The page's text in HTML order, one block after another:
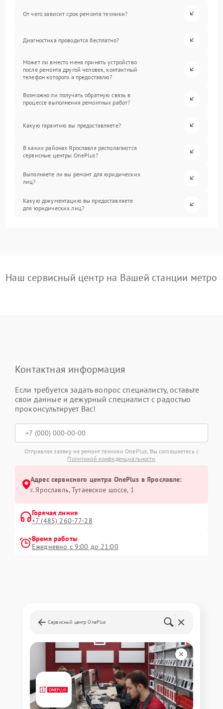
От чего зависит срок ремонта техники?
Диагностика проводится бесплатно?
Может ли вместо меня принять устройство
после ремонта другой человек, контактный
телефон которого я предоставлю?
Возможно ли получать обратную связь в
процессе выполнения ремонтных работ?
Какую гарантию вы предоставляете?
В каких районах Ярославля располагаются
сервисные центры OnePlus?
Выполняете ли вы ремонт для юридических
лиц?
Какую документацию вы предоставляете
для юридических лиц?
Наш сервисный центр на Вашей станции метро
Контактная информация
Если требуется задать вопрос специалисту, оставьте
свои данные и дежурный специалист с радостью
проконсультирует Вас!
Отправляя заявку на ремонт техники OnePlus, Вы соглашаетесь с
Политикой конфиденциальности
Адрес сервисного центра OnePlus в Ярославле:
г. Ярославль, Тутаевское шоссе, 1
Горячая линия
+7 (485) 260-77-28
Время работы
Ежедневно с 9:00 до 21:00
Сервисный центр OnePlus